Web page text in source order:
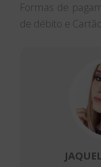
Formas de
de débito e